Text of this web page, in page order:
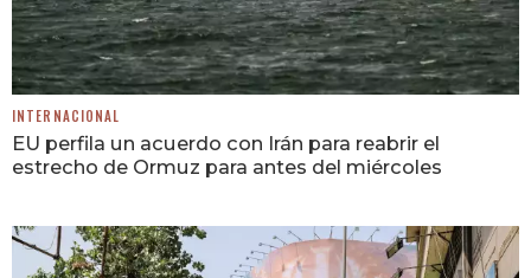
INTERNACIONAL
EU perfila un acuerdo con Irán para reabrir el
estrecho de Ormuz para antes del miércoles